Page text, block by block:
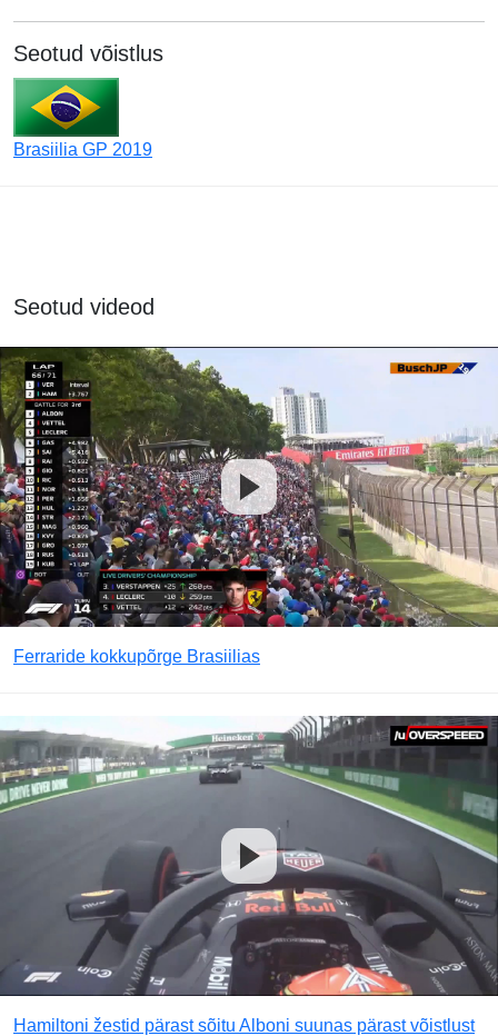
Seotud võistlus
Brasiilia GP 2019
Seotud videod
Ferraride kokkupõrge Brasiilias
Hamiltoni žestid pärast sõitu Alboni suunas pärast võistlust